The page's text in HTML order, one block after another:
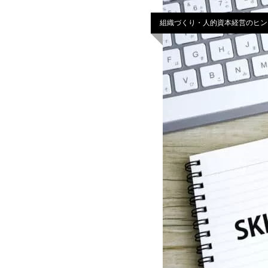
組織づくり・人的資本経営のヒ